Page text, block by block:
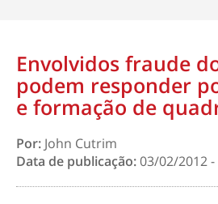
Envolvidos fraude
podem responder
e formação de
Por: John Cutrim
Data de publicação:03/02/2012 -